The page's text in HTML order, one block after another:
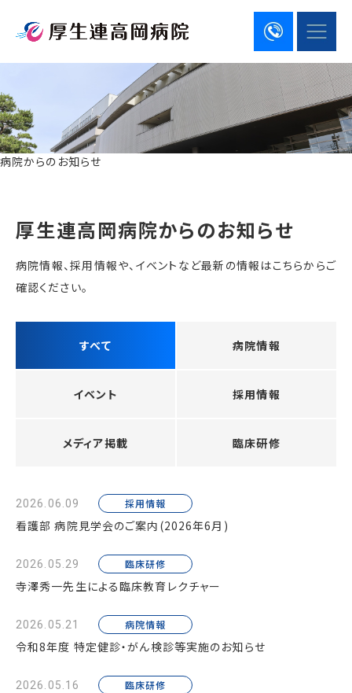
病院からのお知らせ
厚生連高岡病院からのお知らせ
病院情報、採用情報や、イベントなど最新の情報はこちらからご
確認ください。
すべて 病院情報
イベント 採用情報
メディア掲載 臨床研修
2026.06.09 採用情報
看護部 病院見学会のご案内(2026年6月)
2026.05.29 臨床研修
寺澤秀一先生による臨床教育レクチャー
2026.05.21 病院情報
令和8年度 特定健診・がん検診等実施のお知らせ
2026.05.16 臨床研修